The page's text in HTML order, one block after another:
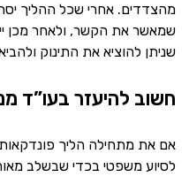
מהצדדים. אחרי שכל ההליך
שמאשר את הקשר, ולאחר מכן
שניתן להוציא את התינוק
חשוב להיעזר בעו”ד
אם את מתחילה הליך
לסיוע משפטי בכדי שבשלב